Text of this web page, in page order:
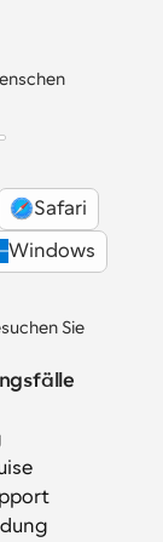
Safari
Windows